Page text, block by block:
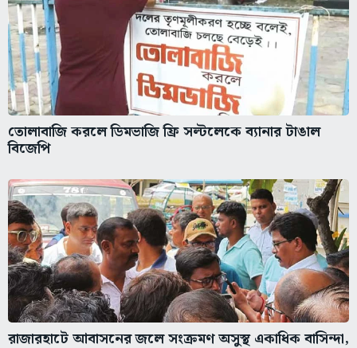
তোলাবাজি করলে ডিমভাজি ফ্রি সল্টলেকে ব্যানার টাঙাল
বিজেপি
রাজারহাটে আবাসনের জলে সংক্রমণ অসুস্থ একাধিক বাসিন্দা,